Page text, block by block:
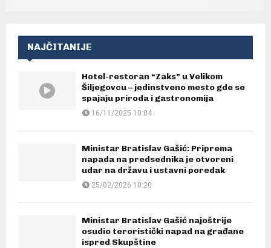
NAJČITANIJE
Hotel-restoran “Zaks” u Velikom
Šiljegovcu – jedinstveno mesto gde se
spajaju priroda i gastronomija
16/11/2025 10:04
Ministar Bratislav Gašić: Priprema
napada na predsednika je otvoreni
udar na državu i ustavni poredak
25/02/2026 10:20
Ministar Bratislav Gašić najoštrije
osudio teroristički napad na građane
ispred Skupštine